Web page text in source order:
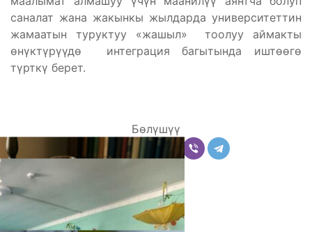
саналат жана жакынкы жылдарда университеттин
жамаатын туруктуу «жашыл» тоолуу аймакты
өнүктүрүүдө интеграция багытында иштөөгө
түрткү берет.
Бөлүшүү
Комментарийлер
Акыркы жаңылыктар